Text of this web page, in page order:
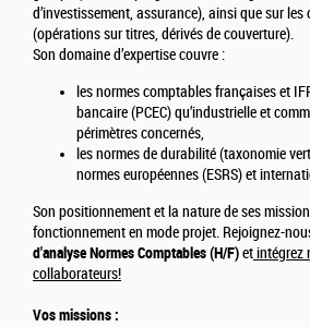
d’investissement, assurance), ainsi que sur
(opérations sur titres, dérivés de couverture).
Son domaine d’expertise couvre :
les normes comptables françaises et
bancaire (PCEC) qu’industrielle et
périmètres concernés,
les normes de durabilité (taxonomie
normes européennes (ESRS) et
Son positionnement et la nature de ses
fonctionnement en mode projet. Rejoignez-
d'analyse Normes Comptables (H/F)etintégrez
collaborateurs!
Vos missions :